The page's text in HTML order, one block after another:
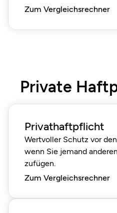
Zum Vergleichsrechner
Private
Privathaftpflicht
Wertvoller Schutz vor
wenn Sie jemand
zufügen.
Zum Vergleichsrechner